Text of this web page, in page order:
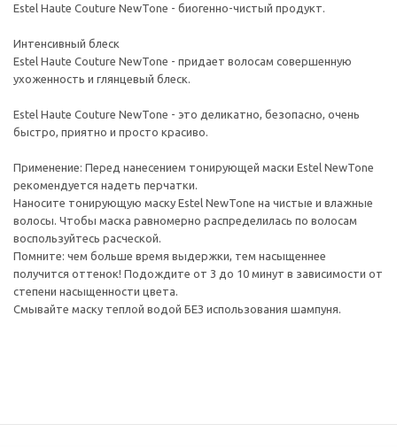
Estel Haute Couture NewTone - биогенно-чистый продукт.
Интенсивный блеск
Estel Haute Couture NewTone - придает волосам совершенную
ухоженность и глянцевый блеск.
Estel Haute Couture NewTone - это деликатно, безопасно, очень
быстро, приятно и просто красиво.
Применение: Перед нанесением тонирующей маски Estel NewTone
рекомендуется надеть перчатки.
Наносите тонирующую маску Estel NewTone на чистые и влажные
волосы. Чтобы маска равномерно распределилась по волосам
воспользуйтесь расческой.
Помните: чем больше время выдержки, тем насыщеннее
получится оттенок! Подождите от 3 до 10 минут в зависимости от
степени насыщенности цвета.
Смывайте маску теплой водой БЕЗ использования шампуня.